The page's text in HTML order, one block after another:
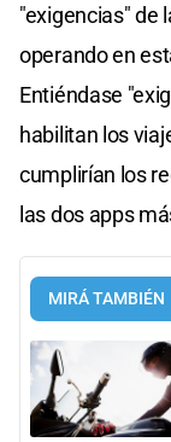
"exigencias" de
operando en
Entiéndase
habilitan los
cumplirían los
las dos apps
MIRÁ TAMBIÉN